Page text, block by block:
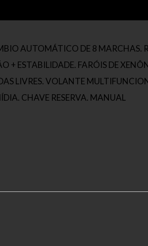
AUTOMÁTICO DE 8 MARCHAS.
+ ESTABILIDADE. FARÓIS DE
LIVRES. VOLANTE
CHAVE RESERVA. MANUAL